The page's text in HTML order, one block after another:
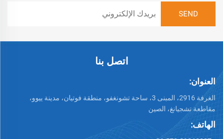
اتصل بنا
العنوان:
الغرفة 2916، المبنى 3، ساحة تشونغفو، منطقة فوتيان، مدينة ييوو،
مقاطعة تشجيانغ، الصين
الهاتف: